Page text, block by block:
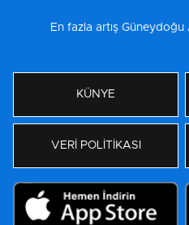
En fazla artış
KÜNYE
VERİ POLİTİKASI